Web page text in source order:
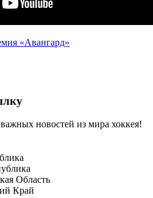
«Авангард»
новостей из мира хоккея!
Область
Край